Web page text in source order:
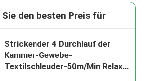
den besten Preis für
Strickender 4 Durchlauf der
Kammer-Gewebe-
Textilschleuder-50m/Min Relax